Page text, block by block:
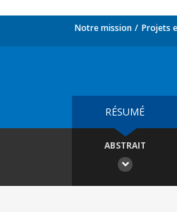
Notre mission Projets
RÉSUMÉ
ABSTRAIT